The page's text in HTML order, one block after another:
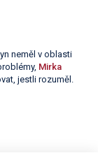
neměl v oblasti
Mirka
jestli rozuměl.